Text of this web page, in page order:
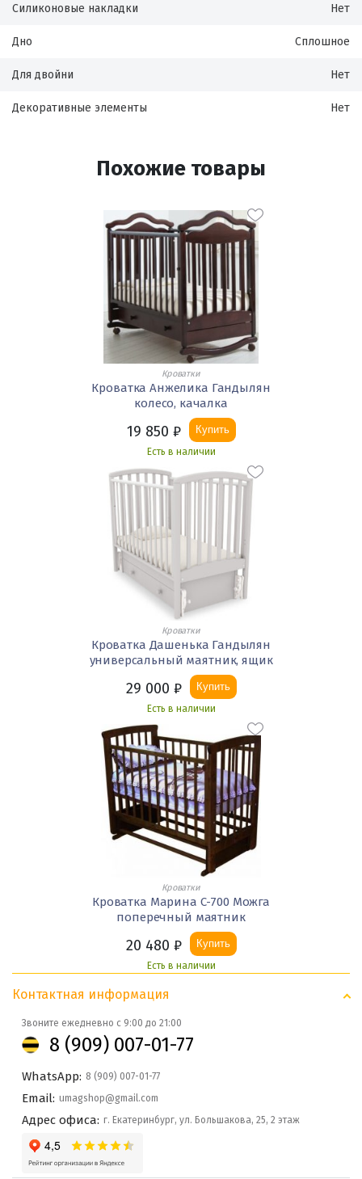
Силиконовые накладки Нет
Дно Сплошное
Для двойни Нет
Декоративные элементы Нет
Похожие товары
Кроватки
Кроватка Анжелика Гандылян
колесо, качалка
19 850 ₽ Купить
Есть в наличии
Кроватки
Кроватка Дашенька Гандылян
универсальный маятник, ящик
29 000 ₽ Купить
Есть в наличии
Кроватки
Кроватка Марина С-700 Можга
поперечный маятник
20 480 ₽ Купить
Есть в наличии
Контактная информация
Звоните ежедневно с 9:00 до 21:00
8 (909) 007-01-77
WhatsApp: 8 (909) 007-01-77
Email: umagshop@gmail.com
Адрес офиса: г. Екатеринбург, ул. Большакова, 25, 2 этаж